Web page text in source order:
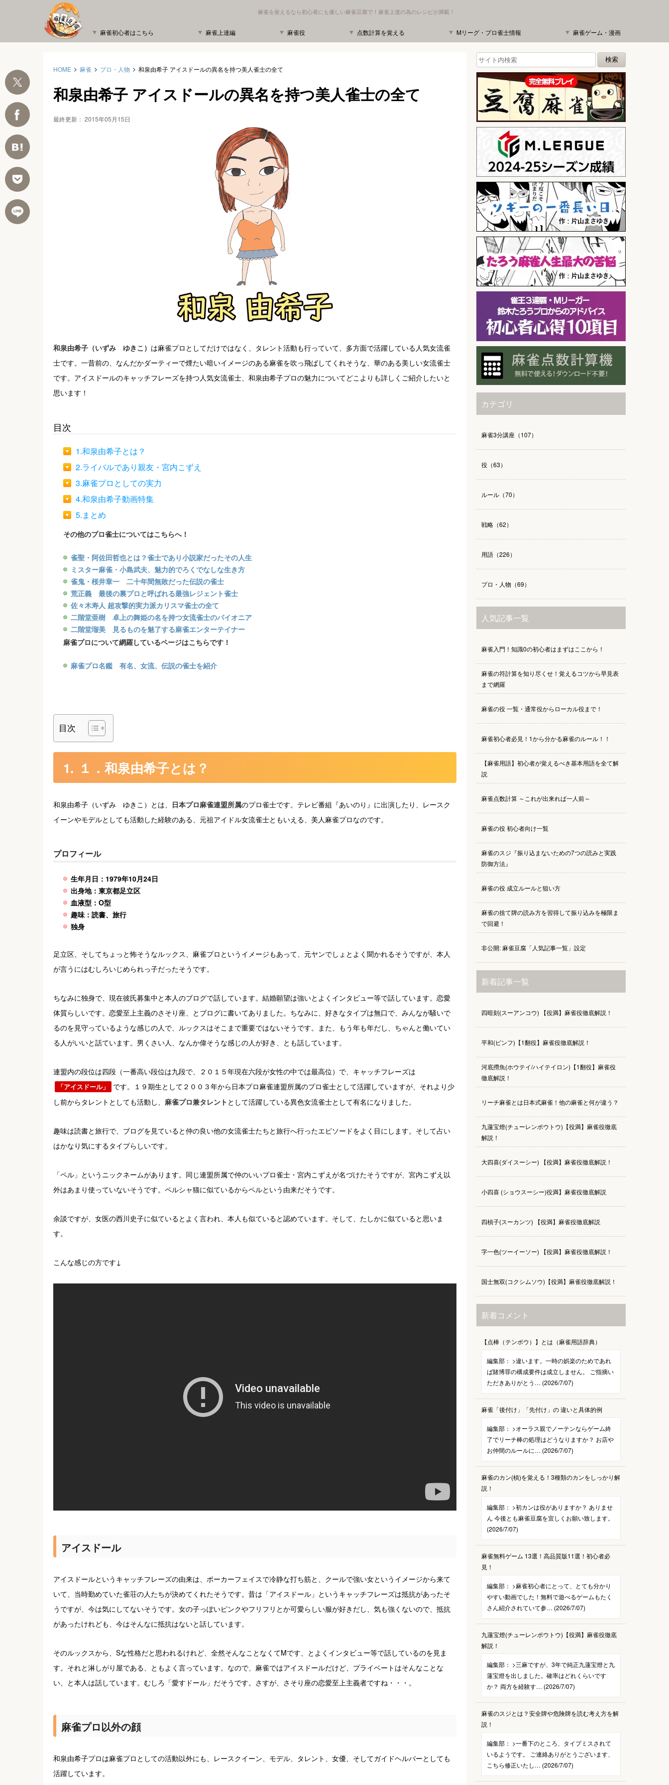
麻雀を覚えるなら初心者にも優しい麻雀豆腐で！麻雀上達の為のレシピが満載！
麻雀初心者はこちら 麻雀上達編 麻雀役 点数計算を覚える Mリーグ・プロ雀士情報 麻雀ゲーム・漫画
HOME 麻雀 プロ・人物 和泉由希子 アイスドールの異名を持つ美人雀士の全て
和泉由希子 アイスドールの異名を持つ美人雀士の全て
最終更新： 2015年05月15日
和泉由希子（いずみ ゆきこ） は麻雀プロとしてだけではなく、タレント活動も行っていて、多方面で活躍している人気女流雀
士です。一昔前の、なんだかダーティーで煙たい暗いイメージのある麻雀を吹っ飛ばしてくれそうな、華のある美しい女流雀士
です。アイスドールのキャッチフレーズを持つ人気女流雀士、和泉由希子プロの魅力についてどこよりも詳しくご紹介したいと
思います！
目次
1.和泉由希子とは？
2.ライバルであり親友・宮内こずえ
3.麻雀プロとしての実力
4.和泉由希子動画特集
5.まとめ
その他のプロ雀士についてはこちらへ！
雀聖・阿佐田哲也とは？雀士であり小説家だったその人生
ミスター麻雀・小島武夫、魅力的でろくでなしな生き方
雀鬼・桜井章一 二十年間無敗だった伝説の雀士
荒正義 最後の裏プロと呼ばれる最強レジェント雀士
佐々木寿人 超攻撃的実力派カリスマ雀士の全て
二階堂亜樹 卓上の舞姫の名を持つ女流雀士のパイオニア
二階堂瑠美 見るものを魅了する麻雀エンターテイナー
麻雀プロについて網羅しているページはこちらです！
麻雀プロ名鑑 有名、女流、伝説の雀士を紹介
目次
１．和泉由希子とは？
和泉由希子（いずみ ゆきこ）とは、 日本プロ麻雀連盟所属のプロ雀士です。テレビ番組『あいのり』に出演したり、レースク
イーンやモデルとしても活動した経験のある、元祖アイドル女流雀士ともいえる、美人麻雀プロなのです。
プロフィール
生年月日：1979年10月24日
出身地：東京都足立区
血液型：O型
趣味：読書、旅行
独身
足立区、そしてちょっと怖そうなルックス、麻雀プロというイメージもあって、元ヤンでしょとよく聞かれるそうですが、本人
が言うにはむしろいじめられっ子だったそうです。
ちなみに独身で、現在彼氏募集中と本人のブログで話しています。結婚願望は強いとよくインタビュー等で話しています。恋愛
体質らしいです。恋愛至上主義のさそり座、とブログに書いてありました。ちなみに、好きなタイプは無口で、みんなが騒いで
るのを見守っているような感じの人で、ルックスはそこまで重要ではないそうです。また、もう年も年だし、ちゃんと働いてい
る人がいいと話ています。男くさい人、なんか偉そうな感じの人が好き、とも話しています。
連盟内の段位は四段（一番高い段位は九段で、２０１５年現在六段が女性の中では最高位）で、キャッチフレーズは
「アイスドール」
です。１９期生として２００３年から日本プロ麻雀連盟所属のプロ雀士として活躍していますが、それより少
し前からタレントとしても活動し、 麻雀プロ兼タレント として活躍している異色女流雀士として有名になりました。
趣味は読書と旅行で、ブログを見ていると仲の良い他の女流雀士たちと旅行へ行ったエピソードをよく目にします。そして占い
はかなり気にするタイプらしいです。
「ペル」というニックネームがあります。同じ連盟所属で仲のいいプロ雀士・宮内こずえが名づけたそうですが、宮内こずえ以
外はあまり使っていないそうです。ペルシャ猫に似ているからペルという由来だそうです。
余談ですが、女医の西川史子に似ているとよく言われ、本人も似ていると認めています。そして、たしかに似ていると思いま
す。
こんな感じの方です↓
アイスドール
アイスドールというキャッチフレーズの由来は、ポーカーフェイスで冷静な打ち筋と、クールで強い女というイメージから来て
いて、当時勤めていた雀荘の人たちが決めてくれたそうです。昔は「アイスドール」というキャッチフレーズは抵抗があったそ
うですが、今は気にしてないそうです。女の子っぽいピンクやフリフリとか可愛らしい服が好きだし、気も強くないので、抵抗
があったけれども、今はそんなに抵抗はないと話しています。
そのルックスから、Sな性格だと思われるけれど、全然そんなことなくてMです、とよくインタビュー等で話しているのを見ま
す。それと淋しがり屋である、ともよく言っています。なので、麻雀ではアイスドールだけど、プライベートはそんなことな
い、と本人は話しています。むしろ「愛すドール」だそうです。さすが、さそり座の恋愛至上主義者ですね・・・。
麻雀プロ以外の顔
和泉由希子プロは麻雀プロとしての活動以外にも、レースクイーン、モデル、タレント、女優、そしてガイドヘルパーとしても
活躍しています。
カテゴリ
麻雀3分講座（107）
役（63）
ルール（70）
戦略（62）
用語（226）
プロ・人物（69）
人気記事一覧
麻雀入門！知識0の初心者はまずはここから！
麻雀の符計算を知り尽くせ！覚えるコツから早見表
まで網羅
麻雀の役 一覧・通常役からローカル役まで！
麻雀初心者必見！1から分かる麻雀のルール！！
【麻雀用語】初心者が覚えるべき基本用語を全て解
説
麻雀点数計算 ～これが出来れば一人前～
麻雀の役 初心者向け一覧
麻雀のスジ『振り込まないための7つの読みと実践
防御方法』
麻雀の役 成立ルールと狙い方
麻雀の捨て牌の読み方を習得して振り込みを極限ま
で回避！
非公開: 麻雀豆腐「人気記事一覧」設定
新着記事一覧
四暗刻(スーアンコウ) 【役満】麻雀役徹底解説！
平和(ピンフ)【1翻役】麻雀役徹底解説！
河底撈魚(ホウテイ/ハイテイロン)【1翻役】麻雀役
徹底解説！
リーチ麻雀とは日本式麻雀！他の麻雀と何が違う？
九蓮宝燈(チューレンポウトウ)【役満】麻雀役徹底
解説！
大四喜(ダイスーシー) 【役満】麻雀役徹底解説！
小四喜 (ショウスーシー)役満】麻雀役徹底解説
四槓子(スーカンツ) 【役満】麻雀役徹底解説
字一色(ツーイーソー) 【役満】麻雀役徹底解説！
国士無双(コクシムソウ)【役満】麻雀役徹底解説！
新着コメント
【点棒（テンボウ）】とは（麻雀用語辞典）
編集部： >違います。一時の娯楽のためであれ
ば賭博罪の構成要件は成立しません。 ご指摘い
ただきありがとう… (2026/7/07)
麻雀「後付け」「先付け」の 違いと具体的例
編集部： >オーラス親でノーテンならゲーム終
了でリーチ棒の処理はどうなりますか？ お店や
お仲間のルールに… (2026/7/07)
麻雀のカン(槓)を覚える！3種類のカンをしっかり解
説！
編集部： >初カンは役がありますか？ ありませ
ん 今後とも麻雀豆腐を宜しくお願い致します。
(2026/7/07)
麻雀無料ゲーム 13選！高品質版11選！初心者必
見！
編集部： >麻雀初心者にとって、とても分かり
やすい動画でした！無料で遊べるゲームもたく
さん紹介されていて参… (2026/7/07)
九蓮宝燈(チューレンポウトウ)【役満】麻雀役徹底
解説！
編集部： >三麻ですが、3年で純正九蓮宝燈と九
蓮宝燈を出しました。確率はどれくらいです
か？ 両方を経験す… (2026/7/07)
麻雀のスジとは？安全牌や危険牌を読む考え方を解
説！
編集部： >一番下のところ、タイプミスされて
いるようです。 ご連絡ありがとうございます、
こちら修正いたし… (2026/7/07)